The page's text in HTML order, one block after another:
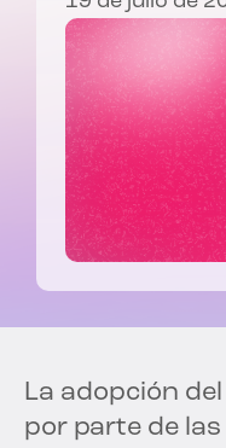
La adopción
por parte de